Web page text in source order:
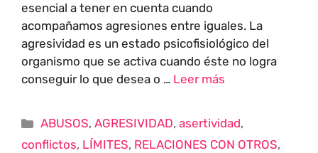
esencial a tener en cuenta cuando
acompañamos agresiones entre iguales. La
agresividad es un estado psicofisiológico del
organismo que se activa cuando éste no logra
conseguir lo que desea o … Leer más
ABUSOS,AGRESIVIDAD,asertividad,
conflictos, LÍMITES, RELACIONES CON OTROS,